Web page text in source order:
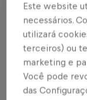
Bragantino
América-MG,
19ª rodada do
pelo Paulistão
campo no dia
será disputada
Este website
necessários.
utilizará
terceiros) ou
marketing e
Você pode
das